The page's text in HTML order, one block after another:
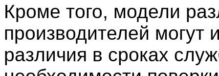
Кроме того, модели
производителей могут
различия в сроках